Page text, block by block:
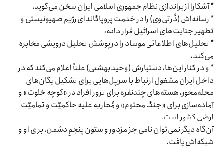
* آشکارا از براندازی نظام جمهوری اسلامی ایران سخن می‌گوید،
* رسانه‌اش (دُر‌تی‌وی) را در خدمت پروپاگاندای رژیم صهیونیستی و
تطهیر جنایت‌های اسرائیل قرار داده،
* تحلیل‌های اطلاعاتی موساد را در پوشش تحلیل درویشی مخابره
می‌کند،
* و در کنار این‌ها، دستیارش (وحید بهشتی) علناً اعلام می‌کند که در
داخل ایران مشغول ارتباط با سرپل‌هایی برای تشکیل یگان‌های
محله‌محور، هسته‌های چندنفره برای ترور افراد در «کوچه خلوت» و
آماده‌سازی برای «جنگ محتوم» و مُحاربه علیه حاکمیّت و تمامیّت
ارضی کشور است،
آن‌گاه دیگر نمی‌توان نامی جز مزدور و ستون پنجمِ دشمن، برای او و
شبکه‌اش یافت.